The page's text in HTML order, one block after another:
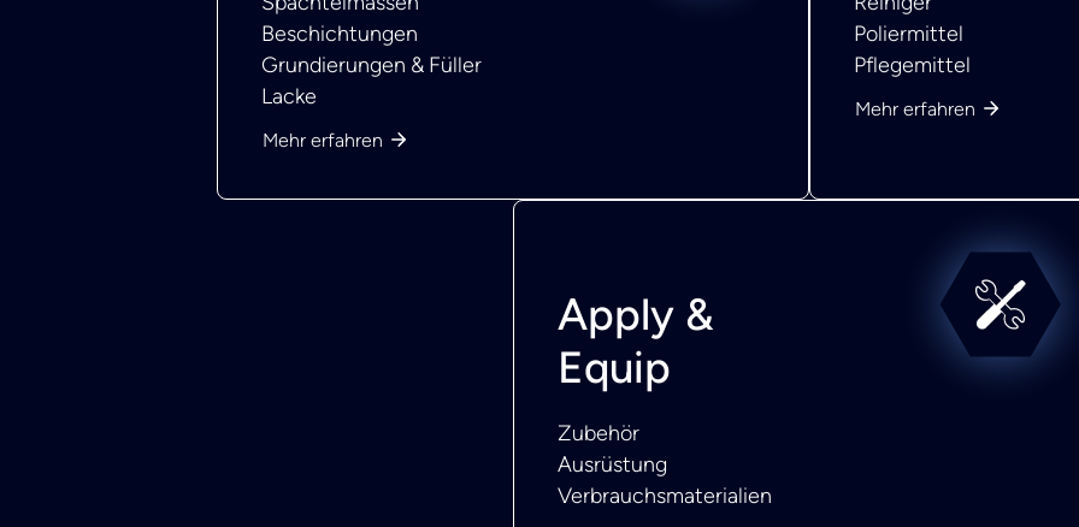
Beschichtungen
Grundierungen & Füller
Lacke
Mehr erfahren
Poliermittel
Pflegemittel
Mehr erfahren
Apply &
Equip
Zubehör
Ausrüstung
Verbrauchsmaterialien